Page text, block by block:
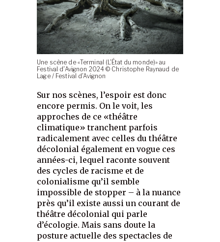
Une scène de «Terminal (L’État du monde)» au
Festival d’Avignon 2024 © Christophe Raynaud de
Lage / Festival d’Avignon
Sur nos scènes, l’espoir est donc
encore permis. On le voit, les
approches de ce «théâtre
climatique» tranchent parfois
radicalement avec celles du théâtre
décolonial également en vogue ces
années-ci, lequel raconte souvent
des cycles de racisme et de
colonialisme qu’il semble
impossible de stopper – à la nuance
près qu’il existe aussi un courant de
théâtre décolonial qui parle
d’écologie. Mais sans doute la
posture actuelle des spectacles de